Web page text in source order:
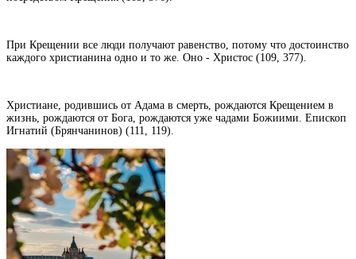
При Крещении все люди получают равенство, потому что достоинство
каждого христианина одно и то же. Оно - Христос (109, 377).
Христиане, родившись от Адама в смерть, рождаются Крещением в
жизнь, рождаются от Бога, рождаются уже чадами Божиими. Епископ
Игнатий (Брянчанинов) (111, 119).